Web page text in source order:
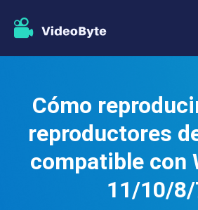
Cómo
reproductores
compatible con
11/10/